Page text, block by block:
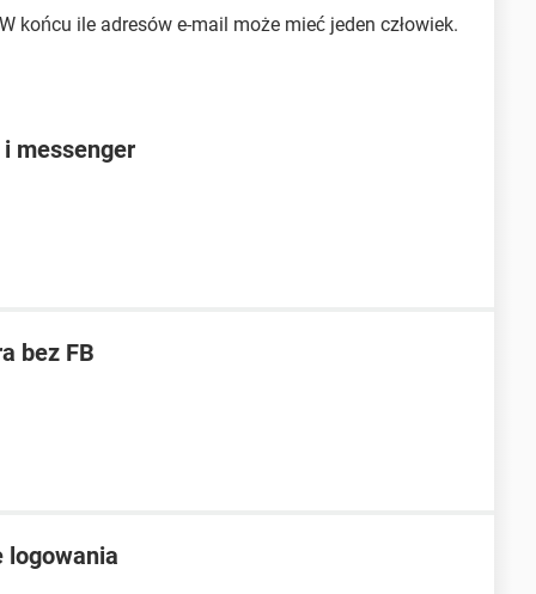
końcu ile adresów e-mail może mieć jeden człowiek.
messenger
bez FB
logowania